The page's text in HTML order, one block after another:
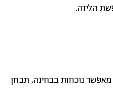
הלידה.
נוכחות בבחינה, תבחן